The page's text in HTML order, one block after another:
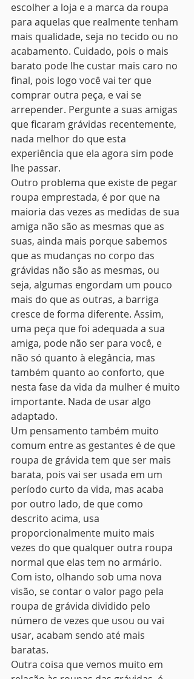
escolher a loja e a marca da roupa
para aquelas que realmente tenham
mais qualidade, seja no tecido ou no
acabamento. Cuidado, pois o mais
barato pode lhe custar mais caro no
final, pois logo você vai ter que
comprar outra peça, e vai se
arrepender. Pergunte a suas amigas
que ficaram grávidas recentemente,
nada melhor do que esta
experiência que ela agora sim pode
lhe passar.
Outro problema que existe de pegar
roupa emprestada, é por que na
maioria das vezes as medidas de sua
amiga não são as mesmas que as
suas, ainda mais porque sabemos
que as mudanças no corpo das
grávidas não são as mesmas, ou
seja, algumas engordam um pouco
mais do que as outras, a barriga
cresce de forma diferente. Assim,
uma peça que foi adequada a sua
amiga, pode não ser para você, e
não só quanto à elegância, mas
também quanto ao conforto, que
nesta fase da vida da mulher é muito
importante. Nada de usar algo
adaptado.
Um pensamento também muito
comum entre as gestantes é de que
roupa de grávida tem que ser mais
barata, pois vai ser usada em um
período curto da vida, mas acaba
por outro lado, de que como
descrito acima, usa
proporcionalmente muito mais
vezes do que qualquer outra roupa
normal que elas tem no armário.
Com isto, olhando sob uma nova
visão, se contar o valor pago pela
roupa de grávida dividido pelo
número de vezes que usou ou vai
usar, acabam sendo até mais
baratas.
Outra coisa que vemos muito em